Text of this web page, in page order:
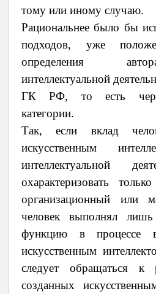
тому или иному случаю.
Рациональнее было бы
подходов, уже
определения
интеллектуальной
ГК РФ, то есть
категории.
Так, если вклад
искусственным
интеллектуальной
охарактеризовать
организационный или
человек выполнял
функцию в процессе
искусственным
следует обращаться к
созданных